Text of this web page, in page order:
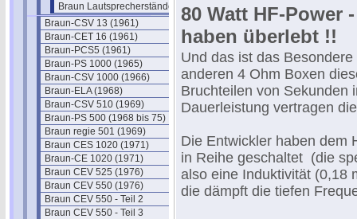
Braun Lautsprecherständer LF700
Braun-CSV 13 (1961)
Braun-CET 16 (1961)
Braun-PCS5 (1961)
Braun-PS 1000 (1965)
Braun-CSV 1000 (1966)
Braun-ELA (1968)
Braun-CSV 510 (1969)
Braun-PS 500 (1968 bis 75)
Braun regie 501 (1969)
Braun CES 1020 (1971)
Braun-CE 1020 (1971)
Braun CEV 525 (1976)
Braun CEV 550 (1976)
Braun CEV 550 - Teil 2
Braun CEV 550 - Teil 3
80 Watt HF-Power
haben überlebt !!
Und das ist das
anderen 4 Ohm Boxen
Bruchteilen von Sekunden
Dauerleistung vertragen
Die Entwickler haben dem
in Reihe geschaltet (die
also eine Induktivität (0,18
die dämpft die tiefen